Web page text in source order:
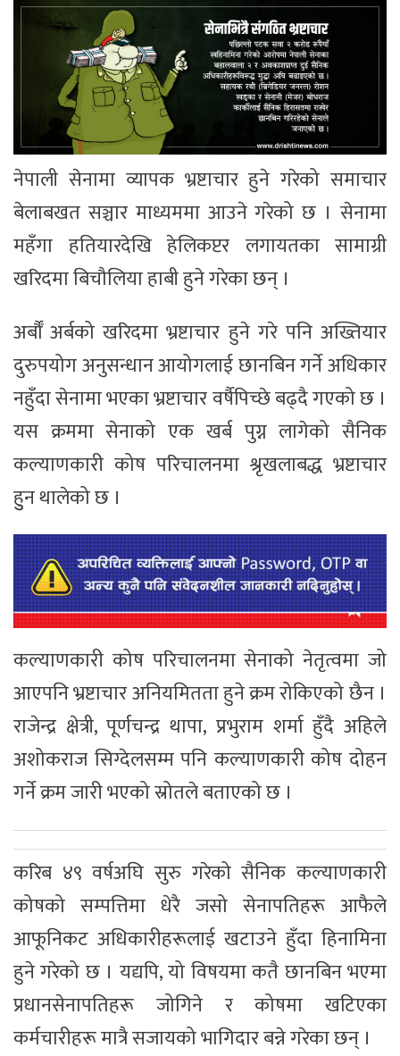
नेपाली सेनामा व्यापक भ्रष्टाचार हुने गरेको समाचार
बेलाबखत सञ्चार माध्यममा आउने गरेको छ । सेनामा
महँगा हतियारदेखि हेलिकप्टर लगायतका सामाग्री
खरिदमा बिचौलिया हाबी हुने गरेका छन् ।
अर्बौँ अर्बको खरिदमा भ्रष्टाचार हुने गरे पनि अख्तियार
दुरुपयोग अनुसन्धान आयोगलाई छानबिन गर्ने अधिकार
नहुँदा सेनामा भएका भ्रष्टाचार वर्षैपिच्छे बढ्दै गएको छ ।
यस क्रममा सेनाको एक खर्ब पुग्न लागेको सैनिक
कल्याणकारी कोष परिचालनमा श्रृखलाबद्ध भ्रष्टाचार
हुुन थालेको छ ।
कल्याणकारी कोष परिचालनमा सेनाको नेतृत्वमा जो
आएपनि भ्रष्टाचार अनियमितता हुने क्रम रोकिएको छैन ।
राजेन्द्र क्षेत्री, पूर्णचन्द्र थापा, प्रभुराम शर्मा हुँदै अहिले
अशोकराज सिग्देलसम्म पनि कल्याणकारी कोष दोहन
गर्ने क्रम जारी भएको स्रोतले बताएको छ ।
करिब ४९ वर्षअघि सुरु गरेको सैनिक कल्याणकारी
कोषको सम्पत्तिमा धेरै जसो सेनापतिहरू आफैले
आफूनिकट अधिकारीहरूलाई खटाउने हुँदा हिनामिना
हुने गरेको छ । यद्यपि, यो विषयमा कतै छानबिन भएमा
प्रधानसेनापतिहरू जोगिने र कोषमा खटिएका
कर्मचारीहरू मात्रै सजायको भागिदार बन्ने गरेका छन् ।